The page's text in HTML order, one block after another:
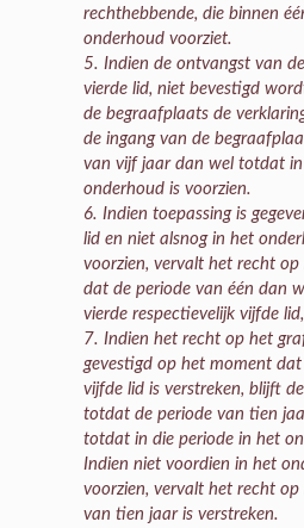
rechthebbende, die binnen
onderhoud voorziet.
5. Indien de ontvangst van
vierde lid, niet bevestigd
de begraafplaats de
de ingang van de
van vijf jaar dan wel totdat
onderhoud is voorzien.
6. Indien toepassing is
lid en niet alsnog in het
voorzien, vervalt het recht
dat de periode van één dan
vierde respectievelijk vijfde
7. Indien het recht op het
gevestigd op het moment
vijfde lid is verstreken, blijft
totdat de periode van tien
totdat in die periode in het
Indien niet voordien in het
voorzien, vervalt het recht
van tien jaar is verstreken.